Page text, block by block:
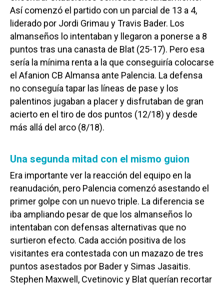
Así comenzó el partido con un parcial de 13 a 4,
liderado por Jordi Grimau y Travis Bader. Los
almanseños lo intentaban y llegaron a ponerse a 8
puntos tras una canasta de Blat (25-17). Pero esa
sería la mínima renta a la que conseguiría colocarse
el Afanion CB Almansa ante Palencia. La defensa
no conseguía tapar las líneas de pase y los
palentinos jugaban a placer y disfrutaban de gran
acierto en el tiro de dos puntos (12/18) y desde
más allá del arco (8/18).
Una segunda mitad con el mismo guion
Era importante ver la reacción del equipo en la
reanudación, pero Palencia comenzó asestando el
primer golpe con un nuevo triple. La diferencia se
iba ampliando pesar de que los almanseños lo
intentaban con defensas alternativas que no
surtieron efecto. Cada acción positiva de los
visitantes era contestada con un mazazo de tres
puntos asestados por Bader y Simas Jasaitis.
Stephen Maxwell, Cvetinovic y Blat querían recortar